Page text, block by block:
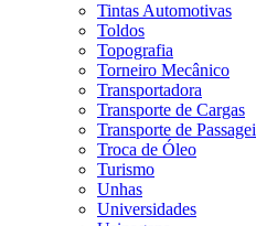
Tintas Automotivas
Toldos
Topografia
Torneiro Mecânico
Transportadora
Transporte de Cargas
Transporte de
Troca de Óleo
Turismo
Unhas
Universidades